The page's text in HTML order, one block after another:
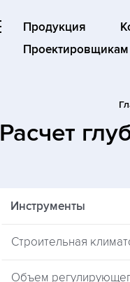
Продукция
Проектировщикам
Расчет
Инструменты
Строительная
Объем